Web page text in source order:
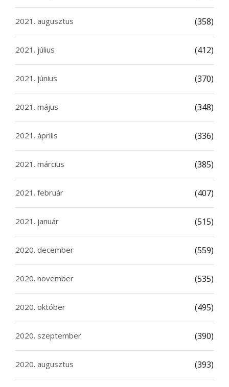
2021. augusztus (358)
2021. július (412)
2021. június (370)
2021. május (348)
2021. április (336)
2021. március (385)
2021. február (407)
2021. január (515)
2020. december (559)
2020. november (535)
2020. október (495)
2020. szeptember (390)
2020. augusztus (393)